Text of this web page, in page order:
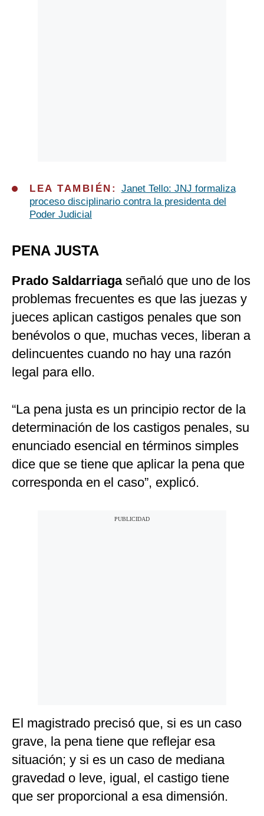
LEA TAMBIÉN: Janet Tello: JNJ formaliza
proceso disciplinario contra la presidenta del
Poder Judicial
PENA JUSTA
Prado Saldarriaga señaló que uno de los
problemas frecuentes es que las juezas y
jueces aplican castigos penales que son
benévolos o que, muchas veces, liberan a
delincuentes cuando no hay una razón
legal para ello.
“La pena justa es un principio rector de la
determinación de los castigos penales, su
enunciado esencial en términos simples
dice que se tiene que aplicar la pena que
corresponda en el caso”, explicó.
El magistrado precisó que, si es un caso
grave, la pena tiene que reflejar esa
situación; y si es un caso de mediana
gravedad o leve, igual, el castigo tiene
que ser proporcional a esa dimensión.